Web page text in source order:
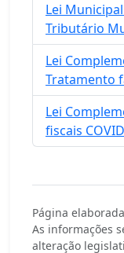
Lei
Tributário
Lei
Tratamento
Lei
fiscais
Página
As informações
alteração